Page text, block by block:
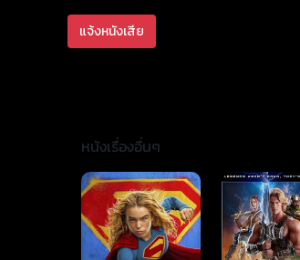
แจ้งหนังเสีย
หนังเรื่องอื่นๆ